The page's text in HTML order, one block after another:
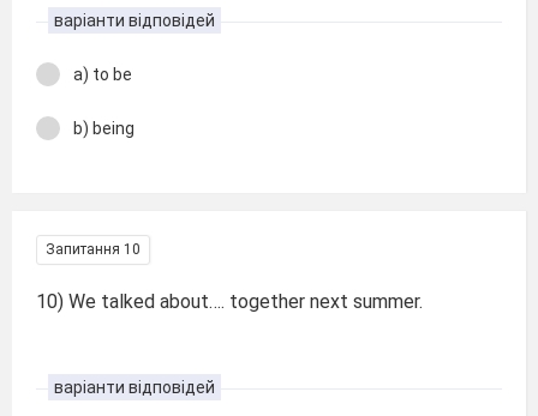
варіанти відповідей
a) to be
b) being
Запитання 10
10) We talked about…. together next summer.
варіанти відповідей